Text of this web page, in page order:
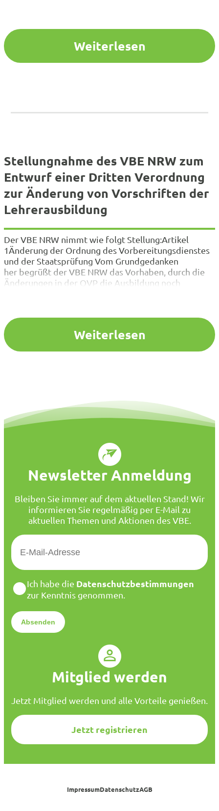
FDP „Lehrerstellenbesetzungsoffensive. NRW –
Aufklaffende Lehrkräftelücke jetzt vorausschauend
und qualitätssichernd schließen!“ (Drucksache
Weiterlesen
Stellungnahme des VBE NRW zum
Entwurf einer Dritten Verordnung
zur Änderung von Vorschriften der
Lehrerausbildung
Der VBE NRW nimmt wie folgt Stellung:Artikel
1Änderung der Ordnung des Vorbereitungsdienstes
und der Staatsprüfung Vom Grundgedanken
her begrüßt der VBE NRW das Vorhaben, durch die
Änderungen in der OVP die Ausbildung noch
die nicht dem eigenen Lehramt entsprechenden
Schulformen zu erhöhen. Anne Deimel
Landesvorsitzende VBE NRW
Weiterlesen
Newsletter Anmeldung
Bleiben Sie immer auf dem aktuellen Stand! Wir
informieren Sie regelmäßig per E-Mail zu
aktuellen Themen und Aktionen des VBE.
E
M
*
D
a
e
n
*
Ich habe die Datenschutzbestimmungen
zur Kenntnis genommen.
Mitglied werden
Jetzt Mitglied werden und alle Vorteile genießen.
Jetzt registrieren
ImpressumDatenschutzAGB